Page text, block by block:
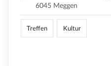
6045 Meggen
Treffen Kultur